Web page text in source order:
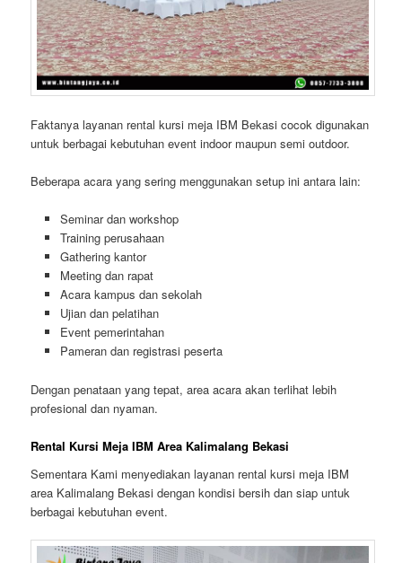
Faktanya layanan rental kursi meja IBM Bekasi cocok digunakan
untuk berbagai kebutuhan event indoor maupun semi outdoor.
Beberapa acara yang sering menggunakan setup ini antara lain:
Seminar dan workshop
Training perusahaan
Gathering kantor
Meeting dan rapat
Acara kampus dan sekolah
Ujian dan pelatihan
Event pemerintahan
Pameran dan registrasi peserta
Dengan penataan yang tepat, area acara akan terlihat lebih
profesional dan nyaman.
Rental Kursi Meja IBM Area Kalimalang Bekasi
Sementara Kami menyediakan layanan rental kursi meja IBM
area Kalimalang Bekasi dengan kondisi bersih dan siap untuk
berbagai kebutuhan event.